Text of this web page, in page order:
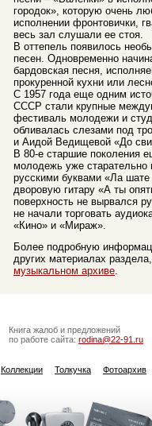
городок», которую очень
исполнении фронтовички,
весь зал слушали ее стоя.
В оттепель появилось
песен. Одновременно
бардовская песня,
прокуренной кухни или
С 1957 года еще одним
СССР стали крупные
фестиваль молодежи и
обливалась слезами под
и Аидой Ведищевой «До
В 80-е старшие поколения
молодежь уже
русскими буквами «Ла шате
дворовую гитару «А ты
поверхность не вырвался
не начали торговать
«Кино» и «Мираж».
Более подробную
других материалах
музыкальном архиве.
Книга жалоб и предложений
по работе сайта: rodina@22-91.ru
Коллекции Толкучка Фотоархив